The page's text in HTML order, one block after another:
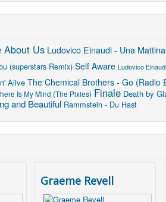
About Us Ludovico Einaudi - Una Mattina
(superstars Remix) Self Aware Ludovico
Alive The Chemical Brothers - Go (Radio
Is My Mind (The Pixies) Finale Death by
and Beautiful Rammstein - Du Hast
Graeme Revell